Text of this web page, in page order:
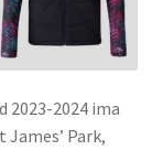
2023-2024 ima
Park,